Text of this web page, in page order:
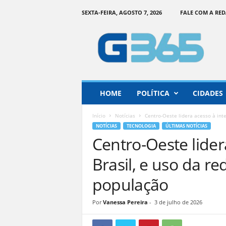
SEXTA-FEIRA, AGOSTO 7, 2026 FALE COM A
o
HOME POLÍTICA CIDADES
Início Notícias Centro-Oeste lidera acesso à
NOTÍCIAS TECNOLOGIA ÚLTIMAS NOTÍCIAS
Centro-Oeste
Brasil, e uso da
população
Por Vanessa Pereira - 3 de julho de 2026